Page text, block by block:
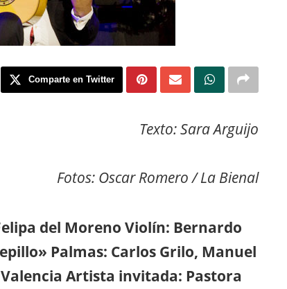
Comparte en Twitter
Texto: Sara Arguijo
Fotos: Oscar Romero / La Bienal
del Moreno Violín: Bernardo
Palmas: Carlos Grilo, Manuel
Artista invitada: Pastora